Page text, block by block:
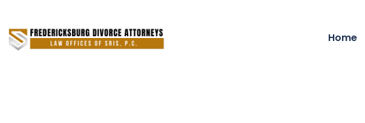
Home